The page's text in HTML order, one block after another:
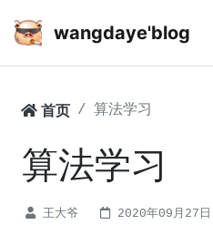
wangdaye'blog
首页 算法学习
算法学习
王大爷 2020年09月27日